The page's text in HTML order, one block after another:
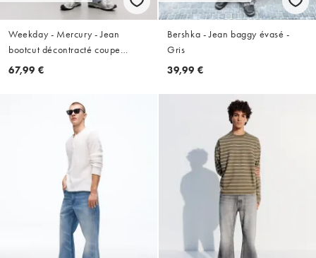
Weekday - Mercury - Jean
bootcut décontracté coupe
évasée - Bleu clair
67,99 €
Bershka - Jean baggy évasé -
Gris
39,99 €